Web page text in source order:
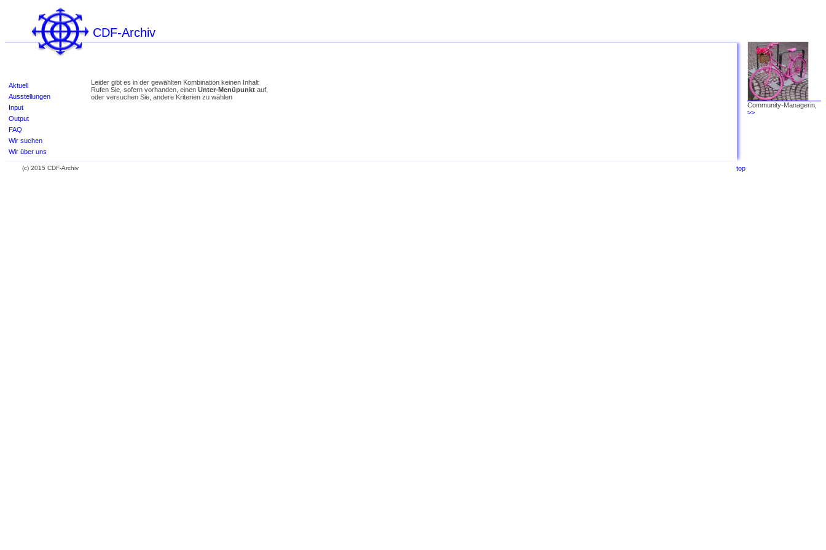
CDF-Archiv
Community-Managerin,
>>
Aktuell
Ausstellungen
Input
Output
FAQ
Wir suchen
Wir über uns
Leider gibt es in der gewählten Kombination keinen Inhalt
Rufen Sie, sofern vorhanden, einen Unter-Menüpunkt auf,
oder versuchen Sie, andere Kriterien zu wählen
(c) 2015 CDF-Archiv top